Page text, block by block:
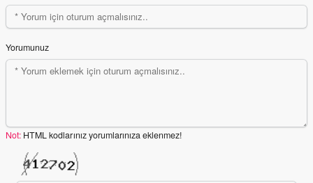
Yorumunuz
Not: HTML kodlarınız yorumlarınıza eklenmez!